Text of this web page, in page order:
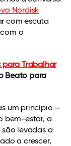
Nordisk
com escuta
o
para Trabalhar
Beato para
um princípio —
bem-estar, a
levadas a
a crescer,